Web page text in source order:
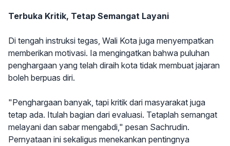
Terbuka Kritik, Tetap Semangat Layani
Di tengah instruksi tegas, Wali Kota juga menyempatkan
memberikan motivasi. Ia mengingatkan bahwa puluhan
penghargaan yang telah diraih kota tidak membuat jajaran
boleh berpuas diri.
"Penghargaan banyak, tapi kritik dari masyarakat juga
tetap ada. Itulah bagian dari evaluasi. Tetaplah semangat
melayani dan sabar mengabdi," pesan Sachrudin.
Pernyataan ini sekaligus menekankan pentingnya